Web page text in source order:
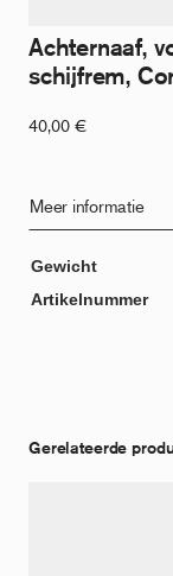
Achternaaf,
schijfrem,
40,00 €
Meer informatie
Gewicht
Artikelnummer
Gerelateerde